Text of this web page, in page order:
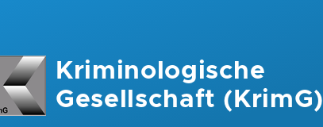
Kriminologische
Gesellschaft (KrimG)